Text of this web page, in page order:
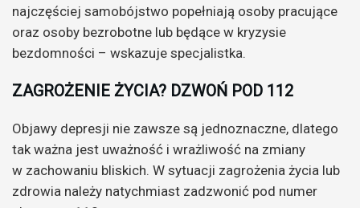
najczęściej samobójstwo popełniają osoby pracujące
oraz osoby bezrobotne lub będące w kryzysie
bezdomności – wskazuje specjalistka.
ZAGROŻENIE ŻYCIA? DZWOŃ POD 112
Objawy depresji nie zawsze są jednoznaczne, dlatego
tak ważna jest uważność i wrażliwość na zmiany
w zachowaniu bliskich. W sytuacji zagrożenia życia lub
zdrowia należy natychmiast zadzwonić pod numer